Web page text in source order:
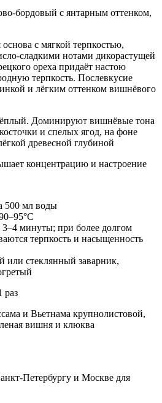
бордовый с янтарным оттенком,
с мягкой терпкостью,
сладкими нотами дикорастущей
ореха придаёт настою
терпкость. Послевкусие
и лёгким оттенком вишнёвого
Доминируют вишнёвые тона
и спелых ягод, на фоне
древесной глубиной
концентрацию и настроение
500 мл воды
3–4 минуты; при более долгом
терпкость и насыщенность
или стеклянный заварник,
раз
и Вьетнама крупнолистовой,
вишня и клюква
Петербургу и Москве для